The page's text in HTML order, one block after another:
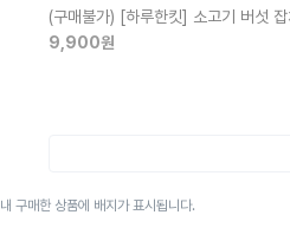
(구매불가) [하루한킷] 소고기 버섯
9,900원
구매한 상품에 배지가 표시됩니다.